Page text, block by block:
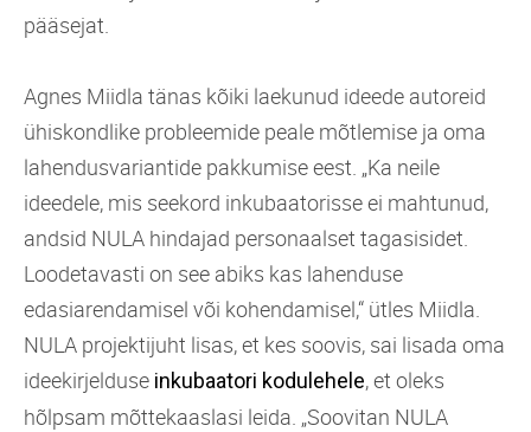
pääsejat.
Agnes Miidla tänas kõiki laekunud ideede autoreid
ühiskondlike probleemide peale mõtlemise ja oma
lahendusvariantide pakkumise eest. „Ka neile
ideedele, mis seekord inkubaatorisse ei mahtunud,
andsid NULA hindajad personaalset tagasisidet.
Loodetavasti on see abiks kas lahenduse
edasiarendamisel või kohendamisel,“ ütles Miidla.
NULA projektijuht lisas, et kes soovis, sai lisada oma
ideekirjelduse inkubaatori kodulehele, et oleks
hõlpsam mõttekaaslasi leida. „Soovitan NULA